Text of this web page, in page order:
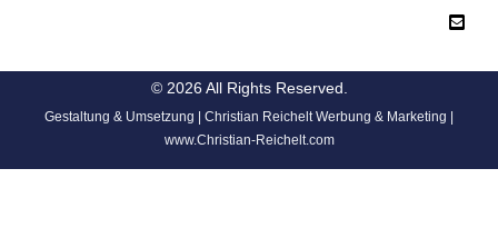
© 2026 All Rights Reserved.
Gestaltung & Umsetzung | Christian Reichelt Werbung & Marketing |
www.Christian-Reichelt.com